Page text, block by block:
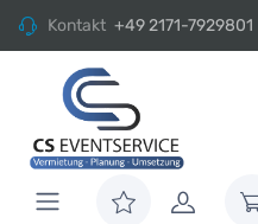
Kontakt +49 2171-7929801